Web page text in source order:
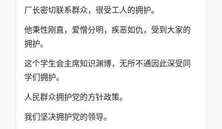
厂长密切联系群众，很受工人的拥护。
他秉性刚直，爱憎分明，疾恶如仇，受到大家的
拥护。
这个学生会主席知识渊博，无所不通因此深受同
学们拥护。
人民群众拥护党的方针政策。
我们坚决拥护党的领导。